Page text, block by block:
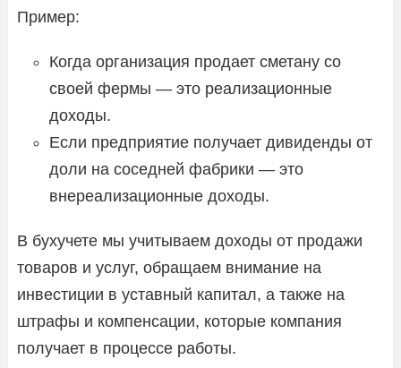
Пример:
Когда организация продает сметану со
своей фермы — это реализационные
доходы.
Если предприятие получает дивиденды от
доли на соседней фабрики — это
внереализационные доходы.
В бухучете мы учитываем доходы от продажи
товаров и услуг, обращаем внимание на
инвестиции в уставный капитал, а также на
штрафы и компенсации, которые компания
получает в процессе работы.